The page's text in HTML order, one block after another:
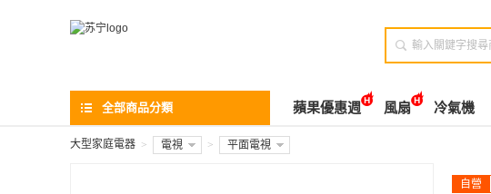

全部商品分類 蘋果優惠週 風扇 冷氣機
大型家庭電器 > 電視 > 平面電視
自營